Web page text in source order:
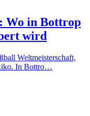
Wo in Bottrop
wird
Weltmeisterschaft,
In Bottro…